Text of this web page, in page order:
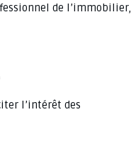
de l’immobilier,
l’intérêt des